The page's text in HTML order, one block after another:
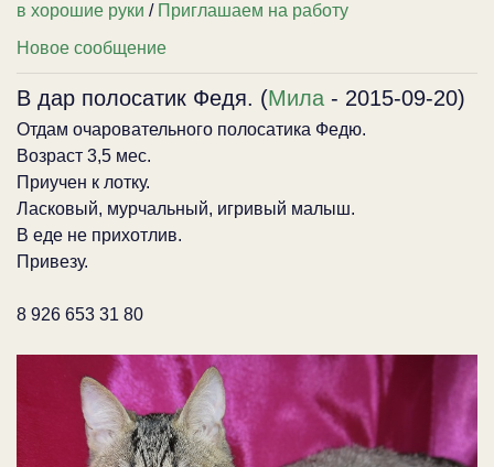
в хорошие руки / Приглашаем на работу
Новое сообщение
В дар полосатик Федя. (Мила - 2015-09-20)
Отдам очаровательного полосатика Федю.
Возраст 3,5 мес.
Приучен к лотку.
Ласковый, мурчальный, игривый малыш.
В еде не прихотлив.
Привезу.
8 926 653 31 80